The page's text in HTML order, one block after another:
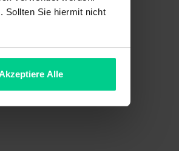
. Sollten Sie hiermit nicht
Alle